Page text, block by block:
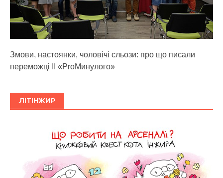
Змови, настоянки, чоловічі сльози: про що писали
переможці ІІ «ProМинулого»
ЛІТІНЖИР